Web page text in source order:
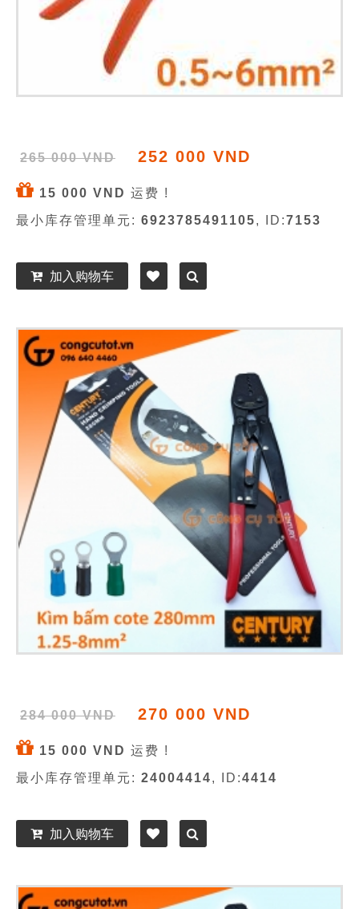
265 000 VND 252 000 VND
15 000 VND 运费 !
最小库存管理单元: 6923785491105, ID:7153
加入购物车
284 000 VND 270 000 VND
15 000 VND 运费 !
最小库存管理单元: 24004414, ID:4414
加入购物车